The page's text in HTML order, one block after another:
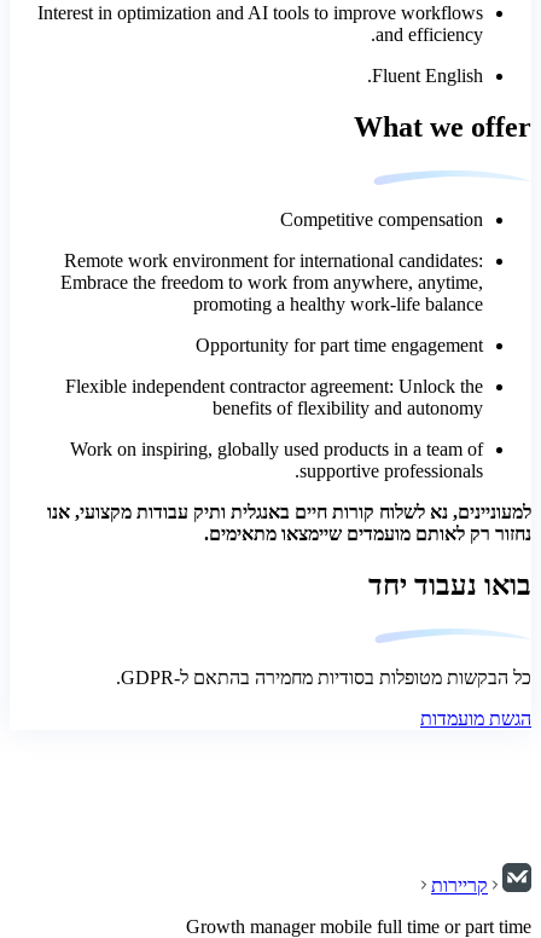
Interest in optimization and AI tools to improve workflows
and efficiency.
Fluent English.
What we offer
Competitive compensation
Remote work environment for international candidates:
Embrace the freedom to work from anywhere, anytime,
promoting a healthy work-life balance
Opportunity for part time engagement
Flexible independent contractor agreement: Unlock the
benefits of flexibility and autonomy
Work on inspiring, globally used products in a team of
supportive professionals.
למעוניינים, נא לשלוח קורות חיים באנגלית ותיק עבודות מקצועי, אנו
נחזור רק לאותם מועמדים שיימצאו מתאימים.
בואו נעבוד יחד
כל הבקשות מטופלות בסודיות מחמירה בהתאם ל-GDPR.
הגשת מועמדות
קריירות
Growth manager mobile full time or part time